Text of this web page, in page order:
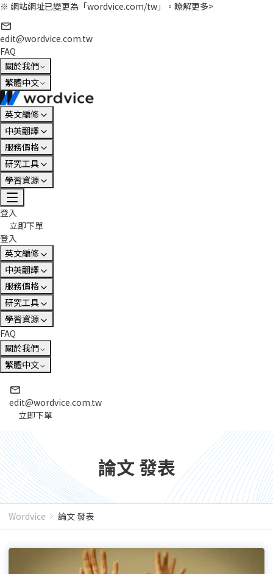
※ 網站網址已變更為「wordvice.com/tw」。 瞭解更多>
edit@wordvice.com.tw
FAQ
關於我們
繁體中文
英文編修
中英翻譯
服務價格
研究工具
學習資源
登入
立即下單
登入
英文編修
中英翻譯
服務價格
研究工具
學習資源
FAQ
關於我們
繁體中文
edit@wordvice.com.tw
立即下單
論文 發表
Wordvice 論文 發表